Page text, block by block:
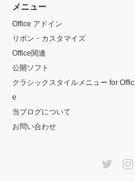
メニュー
Office アドイン
リボン・カスタマイズ
Office関連
公開ソフト
クラシックスタイルメニュー for Offic
e
当ブログについて
お問い合わせ